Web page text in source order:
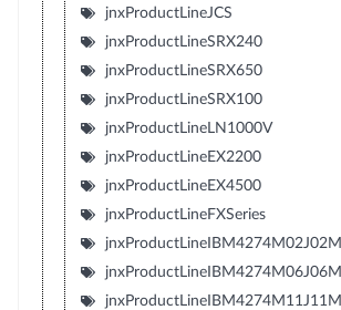
jnxProductLineJCS
jnxProductLineSRX240
jnxProductLineSRX650
jnxProductLineSRX100
jnxProductLineLN1000V
jnxProductLineEX2200
jnxProductLineEX4500
jnxProductLineFXSeries
jnxProductLineIBM4274M02J02M
jnxProductLineIBM4274M06J06M
jnxProductLineIBM4274M11J11M